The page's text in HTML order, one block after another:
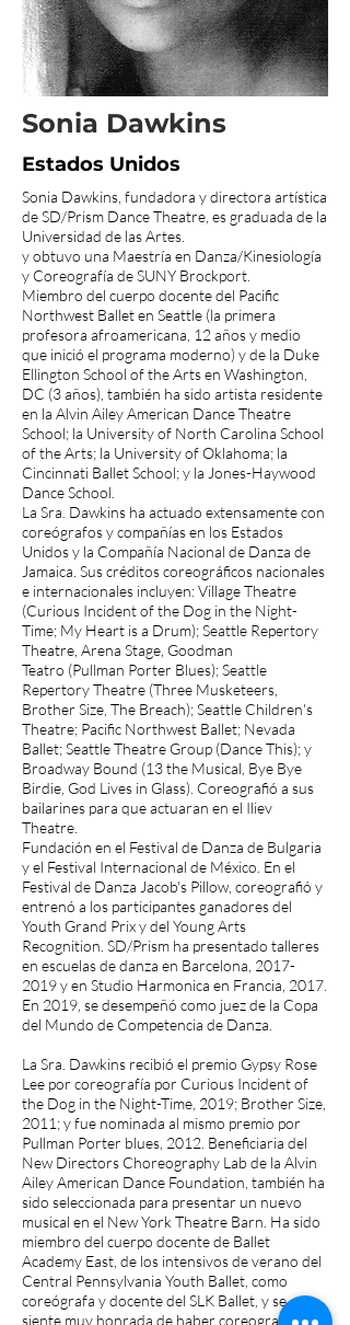
Sonia Dawkins
Estados Unidos
Sonia Dawkins, fundadora y directora artística
de SD/Prism Dance Theatre, es graduada de la
Universidad de las Artes.
y obtuvo una Maestría en Danza/Kinesiología
y Coreografía de SUNY Brockport.
Miembro del cuerpo docente del Pacific
Northwest Ballet en Seattle (la primera
profesora afroamericana, 12 años y medio
que inició el programa moderno) y de la Duke
Ellington School of the Arts en Washington,
DC (3 años), también ha sido artista residente
en la Alvin Ailey American Dance Theatre
School; la University of North Carolina School
of the Arts; la University of Oklahoma; la
Cincinnati Ballet School; y la Jones-Haywood
Dance School.
La Sra. Dawkins ha actuado extensamente con
coreógrafos y compañías en los Estados
Unidos y la Compañía Nacional de Danza de
Jamaica. Sus créditos coreográficos nacionales
e internacionales incluyen: Village Theatre
(Curious Incident of the Dog in the Night-
Time; My Heart is a Drum); Seattle Repertory
Theatre, Arena Stage, Goodman
Teatro (Pullman Porter Blues); Seattle
Repertory Theatre (Three Musketeers,
Brother Size, The Breach); Seattle Children's
Theatre; Pacific Northwest Ballet; Nevada
Ballet; Seattle Theatre Group (Dance This); y
Broadway Bound (13 the Musical, Bye Bye
Birdie, God Lives in Glass). Coreografió a sus
bailarines para que actuaran en el Iliev
Theatre.
Fundación en el Festival de Danza de Bulgaria
y el Festival Internacional de México. En el
Festival de Danza Jacob's Pillow, coreografió y
entrenó a los participantes ganadores del
Youth Grand Prix y del Young Arts
Recognition. SD/Prism ha presentado talleres
en escuelas de danza en Barcelona, 2017-
2019y en Studio Harmonica en Francia, 2017.
En 2019, se desempeñó como juez de la Copa
del Mundo de Competencia de Danza.
La Sra. Dawkins recibió el premio Gypsy Rose
Lee por coreografía por Curious Incident of
the Dog in the Night-Time, 2019; Brother Size,
2011; y fue nominada al mismo premio por
Pullman Porter blues, 2012. Beneficiaria del
New Directors Choreography Lab de la Alvin
Ailey American Dance Foundation, también ha
sido seleccionada para presentar un nuevo
musical en el New York Theatre Barn. Ha sido
miembro del cuerpo docente de Ballet
Academy East, de los intensivos de verano del
Central Pennsylvania Youth Ballet, como
coreógrafa y docente del SLK Ballet, y se
siente muy honrada de haber coreografiado